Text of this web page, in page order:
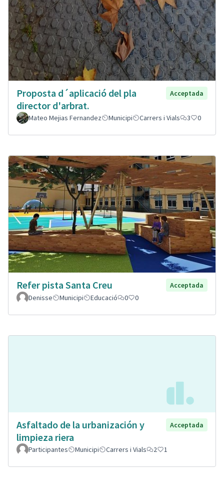
Proposta d´aplicació del pla
director d'arbrat.
Acceptada
Mateo Mejias Fernandez Municipi Carrers i Vials 3 0
Refer pista Santa Creu
Acceptada
Denisse
Municipi Educació 0 0
Asfaltado de la urbanización y
limpieza riera
Acceptada
Participantes Municipi Carrers i Vials 2 1